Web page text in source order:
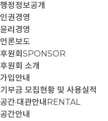
행정정보공개
인권경영
윤리경영
언론보도
후원회 SPONSOR
후원회 소개
가입안내
기부금 모집현황 및 사용실적
공간·대관안내 RENTAL
공간안내